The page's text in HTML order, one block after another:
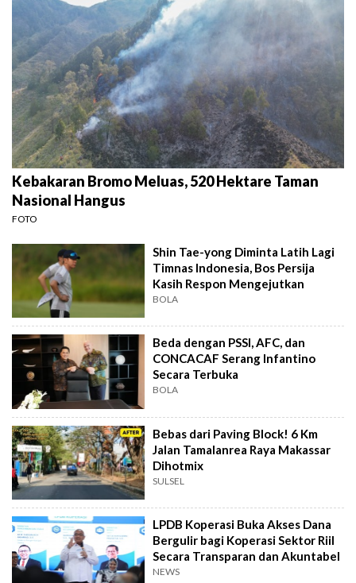
Kebakaran Bromo Meluas, 520 Hektare Taman
Nasional Hangus
FOTO
Shin Tae-yong Diminta Latih Lagi
Timnas Indonesia, Bos Persija
Kasih Respon Mengejutkan
BOLA
Beda dengan PSSI, AFC, dan
CONCACAF Serang Infantino
Secara Terbuka
BOLA
Bebas dari Paving Block! 6 Km
Jalan Tamalanrea Raya Makassar
Dihotmix
SULSEL
LPDB Koperasi Buka Akses Dana
Bergulir bagi Koperasi Sektor Riil
Secara Transparan dan Akuntabel
NEWS